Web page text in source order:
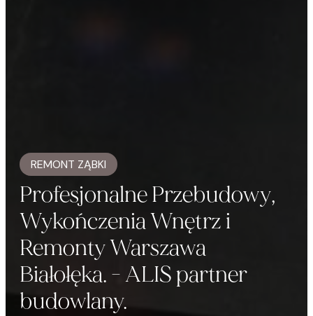
REMONT ZĄBKI
Profesjonalne Przebudowy,
Wykończenia Wnętrz i
Remonty Warszawa
Białołęka. - ALIS partner
budowlany.